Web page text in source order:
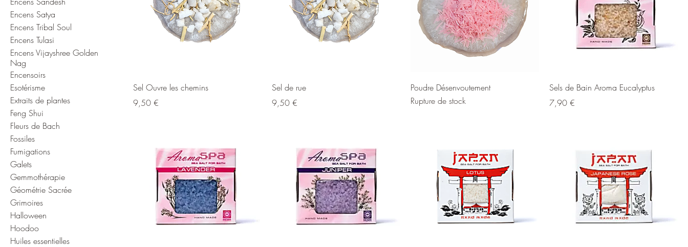
Encens Satya
Encens Tribal Soul
Encens Tulasi
Encens Vijayshree Golden
Nag
Encensoirs
Esotérisme
Extraits de plantes
Feng Shui
Fleurs de Bach
Fossiles
Fumigations
Galets
Gemmothérapie
Géométrie Sacrée
Grimoires
Halloween
Hoodoo
Huiles essentielles
Sel Ouvre les chemins
Prix
9,50 €
Sel de rue
Prix
9,50 €
Poudre Désenvoutement
Rupture de stock
Sels de Bain Aroma Eucalyptus
Prix
7,90 €